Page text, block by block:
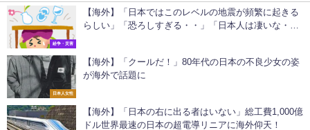
紛争・災害
【海外】「日本ではこのレベルの地震が頻繁に起きる
らしい」「恐ろしすぎる・・」「日本人は凄いな・・
日本人女性
【海外】「クールだ！」80年代の日本の不良少女の姿
が海外で話題に
【海外】「日本の右に出る者はいない」総工費1,000億
ドル世界最速の日本の超電導リニアに海外仰天！